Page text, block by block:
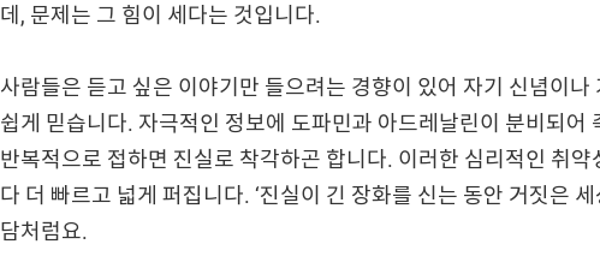
데, 문제는 그 힘이 세다는 것입니다.
사람들은 듣고 싶은 이야기만 들으려는 경향이 있어 자기 신념이나
쉽게 믿습니다. 자극적인 정보에 도파민과 아드레날린이 분비되어
반복적으로 접하면 진실로 착각하곤 합니다. 이러한 심리적인 취
다 더 빠르고 넓게 퍼집니다. ‘진실이 긴 장화를 신는 동안 거짓은
담처럼요.